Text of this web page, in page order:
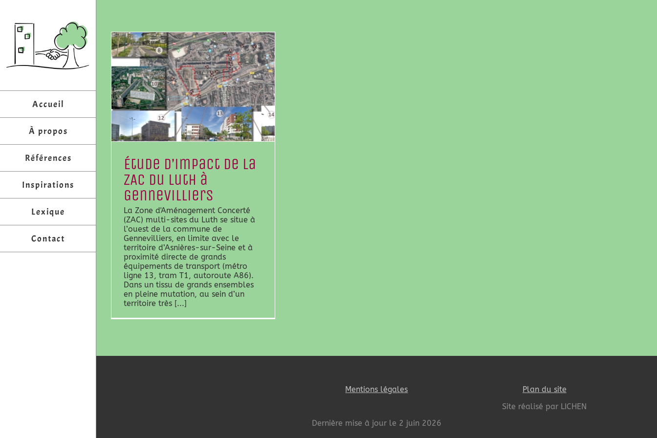
contenu
Accueil
À propos
Références
Inspirations
Lexique
Contact
Étude d’impact de la
ZAC du Luth à
Gennevilliers
La Zone d'Aménagement Concerté
(ZAC) multi-sites du Luth se situe à
l’ouest de la commune de
Gennevilliers, en limite avec le
territoire d’Asnières-sur-Seine et à
proximité directe de grands
équipements de transport (métro
ligne 13, tram T1, autoroute A86).
Dans un tissu de grands ensembles
en pleine mutation, au sein d’un
territoire très [...]
Mentions légales
Dernière mise à jour le 2 juin 2026
Plan du site
Site réalisé par LICHEN